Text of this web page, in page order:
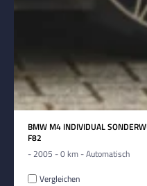
BMW M4 INDIVIDUAL
F82
- 2005 - 0 km - Automatisch
Vergleichen